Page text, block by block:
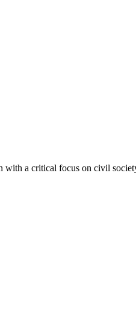
with a critical focus on civil